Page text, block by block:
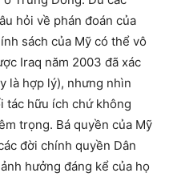
hỏi về phán đoán của
sách của Mỹ có thể vô
Iraq năm 2003 đã xác
là hợp lý), nhưng nhìn
tác hữu ích chứ không
trọng. Bá quyền của Mỹ
đời chính quyền Dân
hưởng đáng kể của họ